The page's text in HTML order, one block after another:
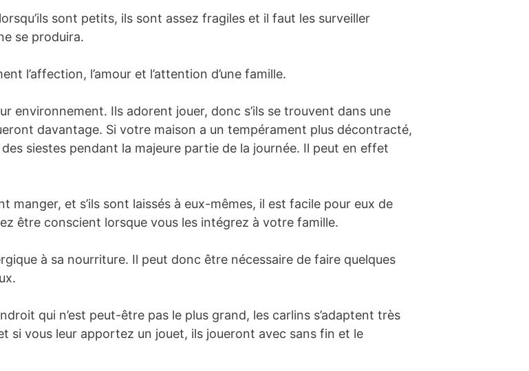
sont petits, ils sont assez fragiles et il faut les surveiller
se produira.
l’affection, l’amour et l’attention d’une famille.
environnement. Ils adorent jouer, donc s’ils se trouvent dans une
davantage. Si votre maison a un tempérament plus décontracté,
siestes pendant la majeure partie de la journée. Il peut en effet
manger, et s’ils sont laissés à eux-mêmes, il est facile pour eux de
être conscient lorsque vous les intégrez à votre famille.
à sa nourriture. Il peut donc être nécessaire de faire quelques
qui n’est peut-être pas le plus grand, les carlins s’adaptent très
si vous leur apportez un jouet, ils joueront avec sans fin et le